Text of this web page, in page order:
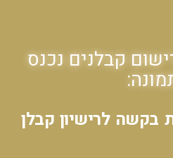
קבלנים נכנס
בקשה לרישיון קבלן